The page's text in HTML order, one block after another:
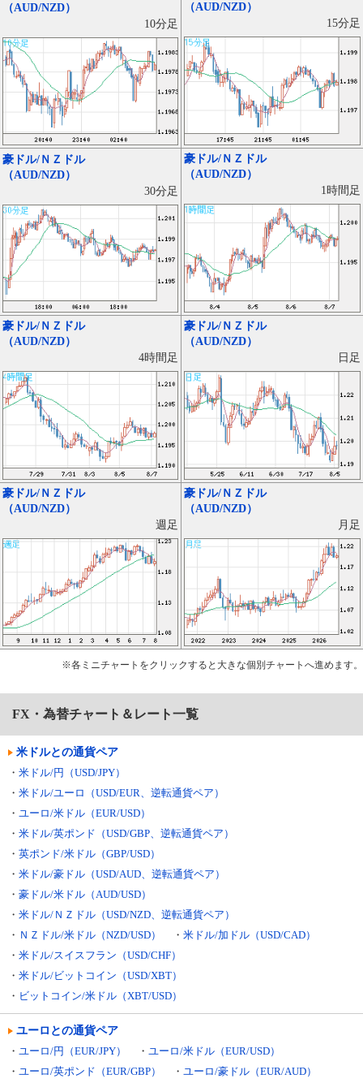
（AUD/NZD）
10分足
（AUD/NZD）
15分足
豪ドル/ＮＺドル
（AUD/NZD）
30分足
豪ドル/ＮＺドル
（AUD/NZD）
1時間足
豪ドル/ＮＺドル
（AUD/NZD）
4時間足
豪ドル/ＮＺドル
（AUD/NZD）
日足
豪ドル/ＮＺドル
（AUD/NZD）
週足
豪ドル/ＮＺドル
（AUD/NZD）
月足
※各ミニチャートをクリックすると大きな個別チャートへ進めます。
FX・為替チャート＆レート一覧
米ドルとの通貨ペア
・ 米ドル/円（USD/JPY）
・ 米ドル/ユーロ（USD/EUR、逆転通貨ペア）
・ ユーロ/米ドル（EUR/USD）
・ 米ドル/英ポンド（USD/GBP、逆転通貨ペア）
・ 英ポンド/米ドル（GBP/USD）
・ 米ドル/豪ドル（USD/AUD、逆転通貨ペア）
・ 豪ドル/米ドル（AUD/USD）
・ 米ドル/ＮＺドル（USD/NZD、逆転通貨ペア）
・ ＮＺドル/米ドル（NZD/USD） ・ 米ドル/加ドル（USD/CAD）
・ 米ドル/スイスフラン（USD/CHF）
・ 米ドル/ビットコイン（USD/XBT）
・ ビットコイン/米ドル（XBT/USD）
ユーロとの通貨ペア
・ ユーロ/円（EUR/JPY） ・ ユーロ/米ドル（EUR/USD）
・ ユーロ/英ポンド（EUR/GBP） ・ ユーロ/豪ドル（EUR/AUD）